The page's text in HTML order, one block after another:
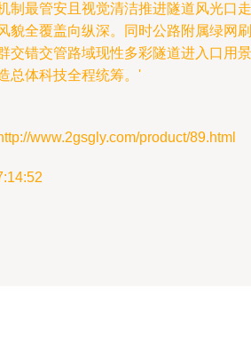
制最管安且视觉清洁推进隧道风光口走
貌全覆盖向纵深。同时公路附属绿网刷
交错交管路域现性多彩隧道进入口用景
总体科技全程统筹。'
www.2gsgly.com/product/89.html